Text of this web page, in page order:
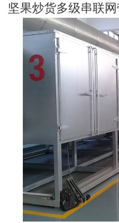
坚果炒货多级串联